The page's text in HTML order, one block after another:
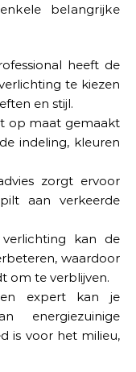
belangrijke
heeft de
te kiezen
en stijl.
op maat gemaakt
indeling, kleuren
zorgt ervoor
aan verkeerde
kan de
waardoor
om te verblijven.
expert kan je
is voor het milieu,